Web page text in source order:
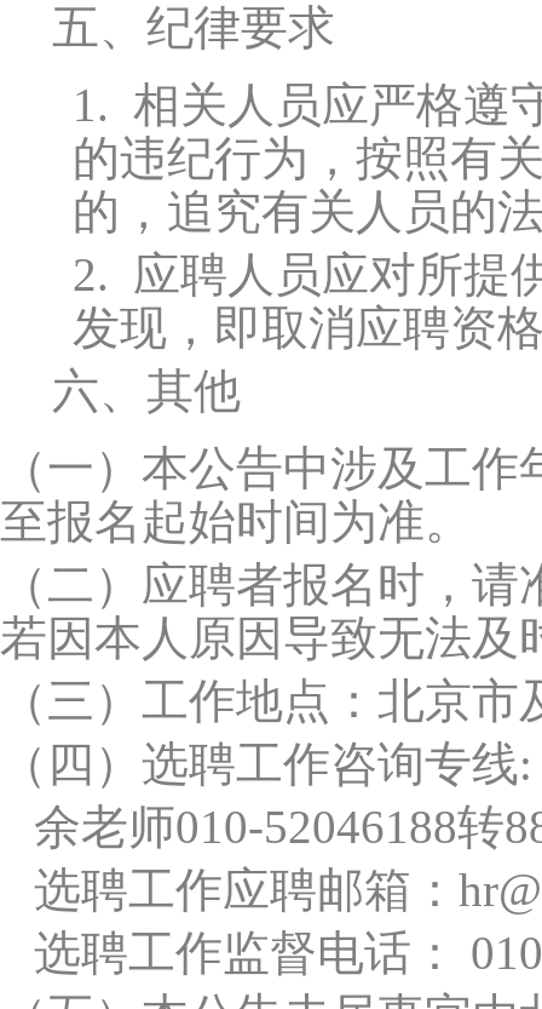
五、纪律要求
1. 相关人员应严格遵
的违纪行为，按照有
的，追究有关人员的
2.
应聘人员应对所提
发现，即取消应聘资
六、其他
（一） 本公告中涉及工作
至报名起始时间为准。
（二） 应聘者报名时，请
若因本人原因导致无法及
（三） 工作地点：北京市
（四） 选聘工作咨询专线:
余老师010-52046188转
选聘工作应聘邮箱：
选聘工作监督电话：